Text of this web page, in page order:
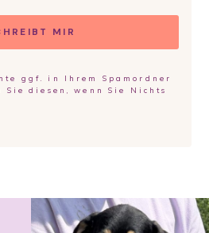
MIR
ggf. in Ihrem Spamordner
diesen, wenn Sie Nichts